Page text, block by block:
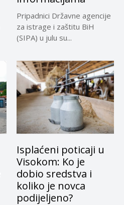
Pripadnici Državne agencije
za istrage i zaštitu BiH
(SIPA) u julu su...
Isplaćeni poticaji u
Visokom: Ko je
dobio sredstva i
koliko je novca
podijeljeno?